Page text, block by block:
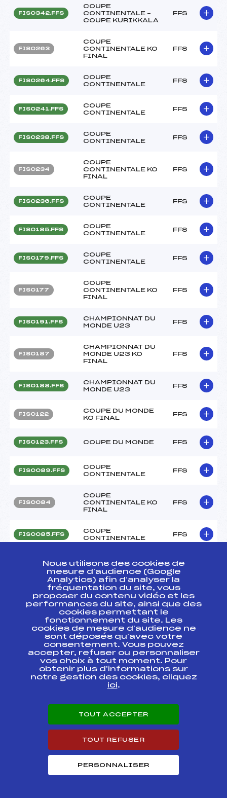
FIS0342.FFS
COUPE
CONTINENTALE –
COUPE KURIKKALA
FFS
FIS0263
COUPE
CONTINENTALE KO
FINAL
FFS
FIS0264.FFS
COUPE
CONTINENTALE
FFS
FIS0241.FFS
COUPE
CONTINENTALE
FFS
FIS0238.FFS
COUPE
CONTINENTALE
FFS
FIS0234
COUPE
CONTINENTALE KO
FINAL
FFS
FIS0236.FFS
COUPE
CONTINENTALE
FFS
FIS0185.FFS
COUPE
CONTINENTALE
FFS
FIS0179.FFS
COUPE
CONTINENTALE
FFS
FIS0177
COUPE
CONTINENTALE KO
FINAL
FFS
FIS0191.FFS
CHAMPIONNAT DU
MONDE U23
FFS
FIS0187
CHAMPIONNAT DU
MONDE U23 KO
FINAL
FFS
FIS0188.FFS
CHAMPIONNAT DU
MONDE U23
FFS
FIS0122
COUPE DU MONDE
KO FINAL
FFS
FIS0123.FFS COUPE DU MONDE FFS
FIS0089.FFS
COUPE
CONTINENTALE
FFS
FIS0084
COUPE
CONTINENTALE KO
FINAL
FFS
FIS0085.FFS
COUPE
CONTINENTALE
FFS
FIS0068
COUPE DU MONDE
KO FINAL
FFS
FIS0069.FFS COUPE DU MONDE FFS
FIS0034.FFS
COUPE
CONTINENTALE
FFS
FIS0014
COUPE DU MONDE
TEAM SPRINT
FFS
FIS0011.FFS COUPE DU MONDE FFS
FIS0010 FFS
FIS0006.FFS
COUPE DU MONDE
FFS
Nous utilisons des cookies de
mesure d’audience (Google
Analytics) afin d’analyser la
fréquentation du site, vous
proposer du contenu vidéo et les
performances du site, ainsi que des
cookies permettant le
fonctionnement du site. Les
cookies de mesure d’audience ne
sont déposés qu’avec votre
consentement. Vous pouvez
accepter, refuser ou personnaliser
vos choix à tout moment. Pour
obtenir plus d'informations sur
notre gestion des cookies, cliquez
ici.
TOUT ACCEPTER
TOUT REFUSER
PERSONNALISER